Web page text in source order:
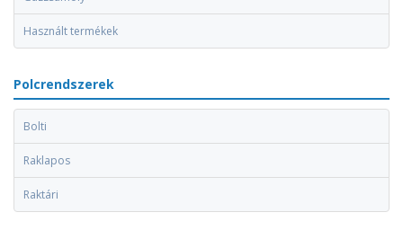
Használt termékek
Polcrendszerek
Bolti
Raklapos
Raktári